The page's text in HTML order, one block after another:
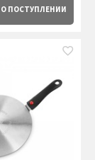
О ПОСТУПЛЕНИИ